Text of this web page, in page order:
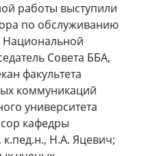
работы выступили
по обслуживанию
Национальной
Совета ББА,
факультета
коммуникаций
университета
кафедры
Н.А. Яцевич;